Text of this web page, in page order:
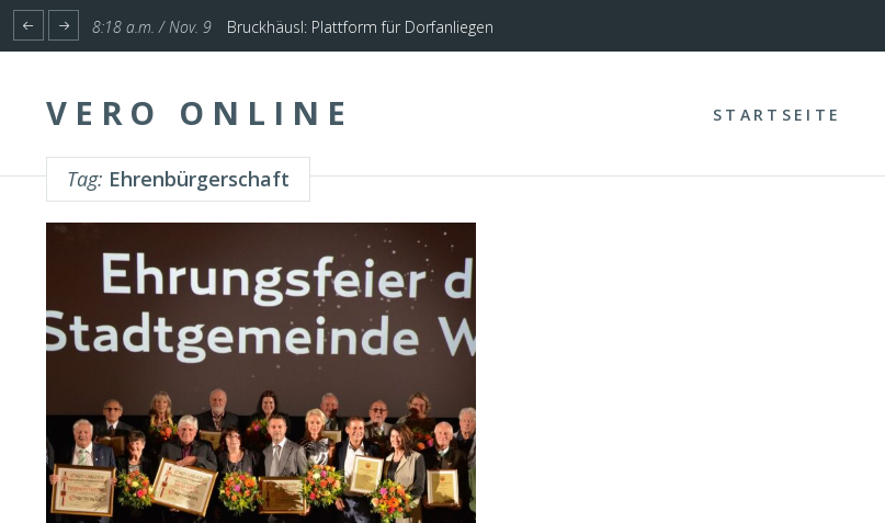
8:18 a.m. / Nov. 9 Bruckhäusl: Plattform für Dorfanliegen
1:17 p.m. / Nov. 4 Start für Planung Hochwasserschutz Unterinntal
VERO ONLINE STARTSEITE
Tag: Ehrenbürgerschaft